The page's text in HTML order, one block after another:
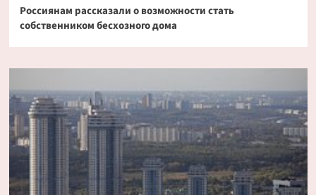
Россиянам рассказали о возможности стать
собственником бесхозного дома